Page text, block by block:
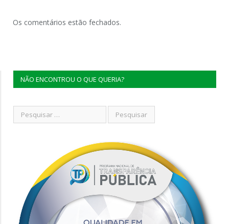
Os comentários estão fechados.
NÃO ENCONTROU O QUE QUERIA?